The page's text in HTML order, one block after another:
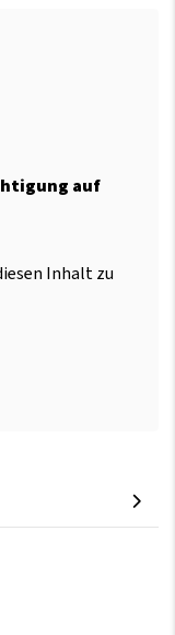
auf
Inhalt zu